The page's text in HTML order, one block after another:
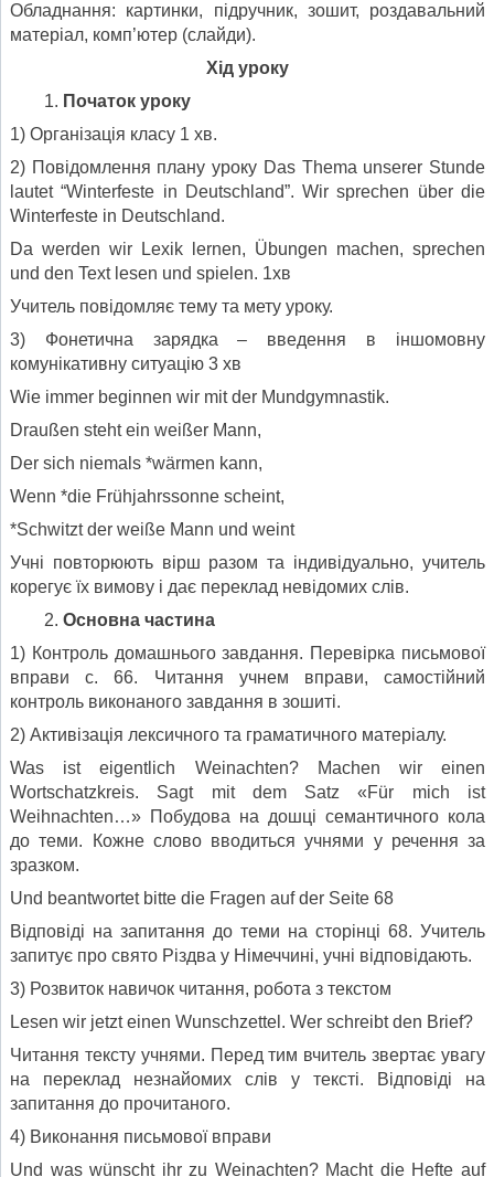
Обладнання: картинки, підручник, зошит, роздавальний
матеріал, комп’ютер (слайди).
Хід уроку
Початок уроку
1) Організація класу 1 хв.
2) Повідомлення плану уроку Das Thema unserer Stunde
lautet “Winterfeste in Deutschland”. Wir sprechen über die
Winterfeste in Deutschland.
Da werden wir Lexik lernen, Übungen machen, sprechen
und den Text lesen und spielen. 1хв
Учитель повідомляє тему та мету уроку.
3) Фонетична зарядка – введення в іншомовну
комунікативну ситуацію 3 хв
Wie immer beginnen wir mit der Mundgymnastik.
Draußen steht ein weißer Mann,
Der sich niemals *wärmen kann,
Wenn *die Frühjahrssonne scheint,
*Schwitzt der weiße Mann und weint
Учні повторюють вірш разом та індивідуально, учитель
корегує їх вимову і дає переклад невідомих слів.
Основна частина
1) Контроль домашнього завдання. Перевірка письмової
вправи с. 66. Читання учнем вправи, самостійний
контроль виконаного завдання в зошиті.
2) Активізація лексичного та граматичного матеріалу.
Was ist eigentlich Weinachten? Machen wir einen
Wortschatzkreis. Sagt mit dem Satz «Für mich ist
Weihnachten…» Побудова на дошці семантичного кола
до теми. Кожне слово вводиться учнями у речення за
зразком.
Und beantwortet bitte die Fragen auf der Seite 68
Відповіді на запитання до теми на сторінці 68. Учитель
запитує про свято Різдва у Німеччині, учні відповідають.
3) Розвиток навичок читання, робота з текстом
Lesen wir jetzt einen Wunschzettel. Wer schreibt den Brief?
Читання тексту учнями. Перед тим вчитель звертає увагу
на переклад незнайомих слів у тексті. Відповіді на
запитання до прочитаного.
4) Виконання письмової вправи
Und was wünscht ihr zu Weinachten? Macht die Hefte auf